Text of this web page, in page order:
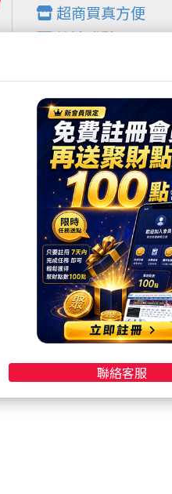
超商買真方便
快速購點
聯絡客服